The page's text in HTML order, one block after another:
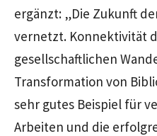
ergänzt: „Die Zukunft
vernetzt. Konnektivität
gesellschaftlichen
Transformation von
sehr gutes Beispiel für
Arbeiten und die